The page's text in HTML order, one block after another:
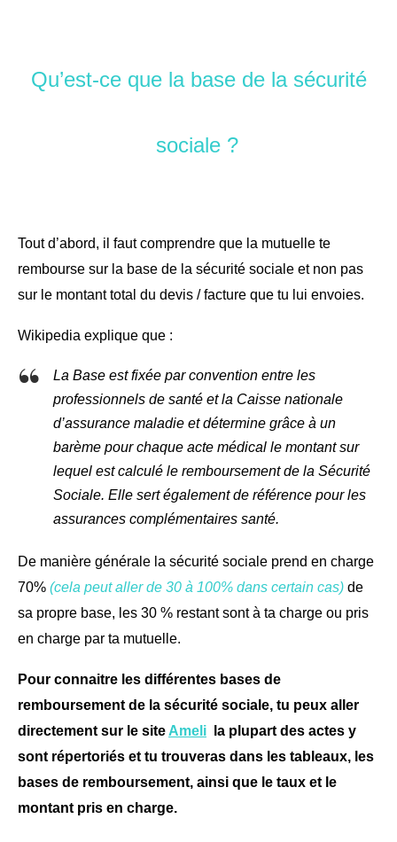
Qu’est-ce que la base de la sécurité
sociale ?
Tout d’abord, il faut comprendre que la mutuelle te
rembourse sur la base de la sécurité sociale et non pas
sur le montant total du devis / facture que tu lui envoies.
Wikipedia explique que :
La Base est fixée par convention entre les
professionnels de santé et la Caisse nationale
d’assurance maladie et détermine grâce à un
barème pour chaque acte médical le montant sur
lequel est calculé le remboursement de la Sécurité
Sociale. Elle sert également de référence pour les
assurances complémentaires santé.
De manière générale la sécurité sociale prend en charge
70% (cela peut aller de 30 à 100% dans certain cas) de
sa propre base, les 30 % restant sont à ta charge ou pris
en charge par ta mutuelle.
Pour connaitre les différentes bases de
remboursement de la sécurité sociale, tu peux aller
directement sur le site Ameli la plupart des actes y
sont répertoriés et tu trouveras dans les tableaux, les
bases de remboursement, ainsi que le taux et le
montant pris en charge.